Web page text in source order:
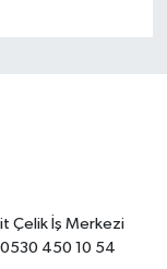
Çelik İş Merkezi
0530 450 10 54